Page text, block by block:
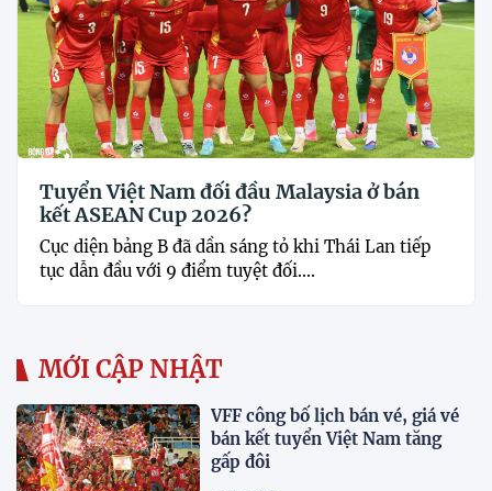
Tuyển Việt Nam đối đầu Malaysia ở bán
kết ASEAN Cup 2026?
Cục diện bảng B đã dần sáng tỏ khi Thái Lan tiếp
tục dẫn đầu với 9 điểm tuyệt đối....
MỚI CẬP NHẬT
VFF công bố lịch bán vé, giá vé
bán kết tuyển Việt Nam tăng
gấp đôi